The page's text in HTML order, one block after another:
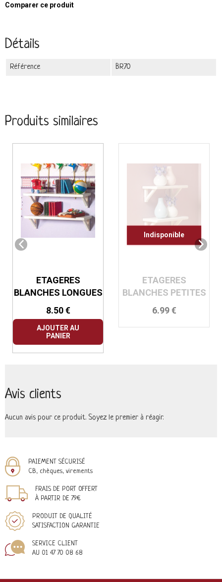
Comparer ce produit
Détails
Référence BR70
Produits similaires
ETAGERES
BLANCHES LONGUES
8.50 €
AJOUTER AU
PANIER
ETAGERES
BLANCHES PETITES
6.99 €
Indisponible
Avis clients
Aucun avis pour ce produit. Soyez le premier à réagir.
PAIEMENT SÉCURISÉ
CB, chèques, virements
FRAIS DE PORT OFFERT
À PARTIR DE 79€
PRODUIT DE QUALITÉ
SATISFACTION GARANTIE
SERVICE CLIENT
AU 01 47 70 08 68